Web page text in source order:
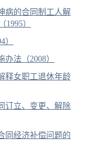
病的合同制工人解
）
法（2008）
释女职工退休年龄
订立、变更、解除
同经济补偿问题的